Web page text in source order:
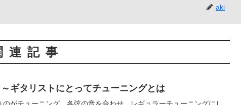
aki
連記事
ギタリストにとってチューニングとは